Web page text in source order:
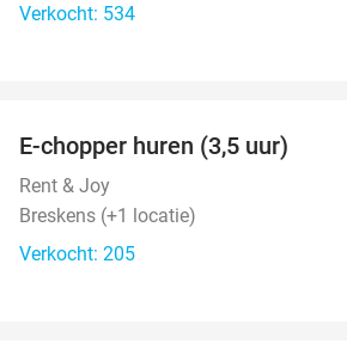
Verkocht: 534
E-chopper huren (3,5 uur)
Rent & Joy
Breskens (+1 locatie)
Verkocht: 205